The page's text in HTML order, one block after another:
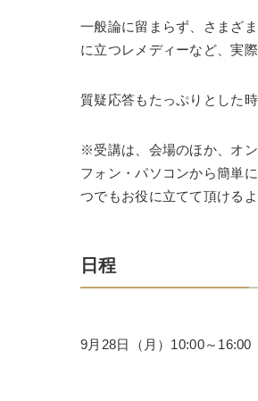
一般論に留まらず、さまざ
に立つレメディーなど、実
質疑応答もたっぷりとした
※受講は、会場のほか、オ
フォン・パソコンから簡単
つでもお役に立てて頂ける
日程
9月28日（月）10:00～16:00